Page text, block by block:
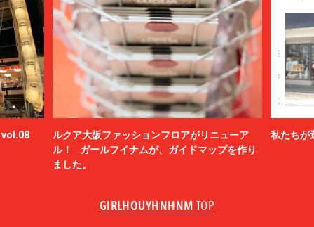
vol.08
ルクア大阪ファッションフロアがリニューア
ル！ ガールフイナムが、ガイドマップを作り
ました。
私たちが
GIRLHOUYHNHNM TOP